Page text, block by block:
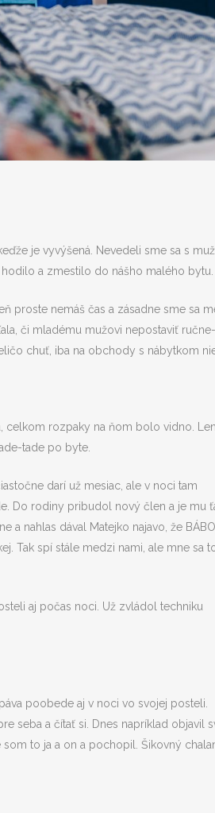
je vyvýšená. Nevedeli sme sa s
a zmestilo do nášho malého bytu.
proste nemáš čas a zásadne sme sa
či mladému mužovi nepostaviť ručne-
chuť, iba na obchody s nábytkom
celkom rozpaky na ňom bolo vidno.
tade po byte.
darí už mesiac, ale v noci tam
Do rodiny pribudol nový člen a je mu
a nahlas dával Matejko najavo, že BÁBO
Tak spí stále medzi nami, ale mne sa
aj počas noci. Už zvládol techniku
poobede aj v noci vo svojej posteli.
seba a čítať si. Dnes napríklad objavil
to ja a on a pochopil. Šikovný